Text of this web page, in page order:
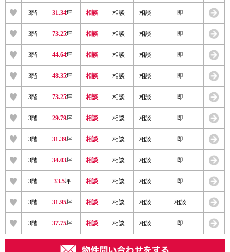
3階 31.34坪 相談 相談 相談 即
3階 73.25坪 相談 相談 相談 即
3階 44.64坪 相談 相談 相談 即
3階 48.35坪 相談 相談 相談 即
3階 73.25坪 相談 相談 相談 即
3階 29.79坪 相談 相談 相談 即
3階 31.39坪 相談 相談 相談 即
3階 34.03坪 相談 相談 相談 即
3階 33.5坪 相談 相談 相談 即
3階 31.95坪 相談 相談 相談 相談
3階 37.75坪 相談 相談 相談 即